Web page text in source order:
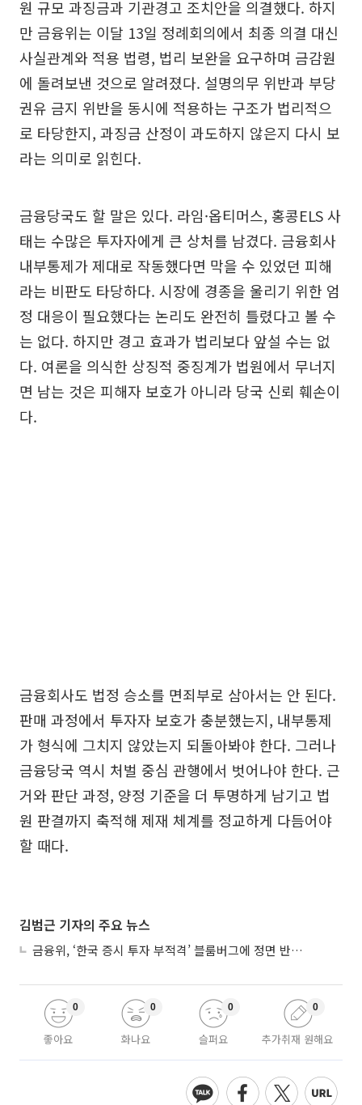
원 규모 과징금과 기관경고 조치안을 의결했다. 하지
만 금융위는 이달 13일 정례회의에서 최종 의결 대신
사실관계와 적용 법령, 법리 보완을 요구하며 금감원
에 돌려보낸 것으로 알려졌다. 설명의무 위반과 부당
권유 금지 위반을 동시에 적용하는 구조가 법리적으
로 타당한지, 과징금 산정이 과도하지 않은지 다시 보
라는 의미로 읽힌다.
금융당국도 할 말은 있다. 라임·옵티머스, 홍콩ELS 사
태는 수많은 투자자에게 큰 상처를 남겼다. 금융회사
내부통제가 제대로 작동했다면 막을 수 있었던 피해
라는 비판도 타당하다. 시장에 경종을 울리기 위한 엄
정 대응이 필요했다는 논리도 완전히 틀렸다고 볼 수
는 없다. 하지만 경고 효과가 법리보다 앞설 수는 없
다. 여론을 의식한 상징적 중징계가 법원에서 무너지
면 남는 것은 피해자 보호가 아니라 당국 신뢰 훼손이
다.
금융회사도 법정 승소를 면죄부로 삼아서는 안 된다.
판매 과정에서 투자자 보호가 충분했는지, 내부통제
가 형식에 그치지 않았는지 되돌아봐야 한다. 그러나
금융당국 역시 처벌 중심 관행에서 벗어나야 한다. 근
거와 판단 과정, 양정 기준을 더 투명하게 남기고 법
원 판결까지 축적해 제재 체계를 정교하게 다듬어야
할 때다.
김범근 기자의 주요 뉴스
금융위, ‘한국 증시 투자 부적격’ 블룸버그에 정면 반박…“근거 불분명”
좋아요
0
화나요
0
슬퍼요
0
추가취재 원해요
0